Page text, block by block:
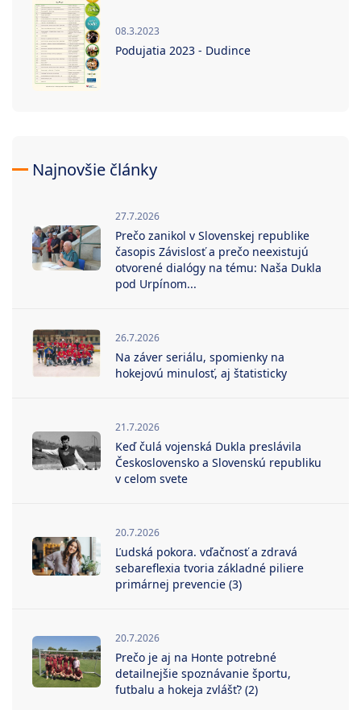
08.3.2023
Podujatia 2023 - Dudince
Najnovšie články
27.7.2026
Prečo zanikol v Slovenskej republike
časopis Závislosť a prečo neexistujú
otvorené dialógy na tému: Naša Dukla
pod Urpínom...
26.7.2026
Na záver seriálu, spomienky na
hokejovú minulosť, aj štatisticky
21.7.2026
Keď čulá vojenská Dukla preslávila
Československo a Slovenskú republiku
v celom svete
20.7.2026
Ľudská pokora. vďačnosť a zdravá
sebareflexia tvoria základné piliere
primárnej prevencie (3)
20.7.2026
Prečo je aj na Honte potrebné
detailnejšie spoznávanie športu,
futbalu a hokeja zvlášť? (2)